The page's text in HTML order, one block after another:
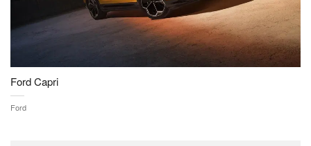
Ford Capri
Ford